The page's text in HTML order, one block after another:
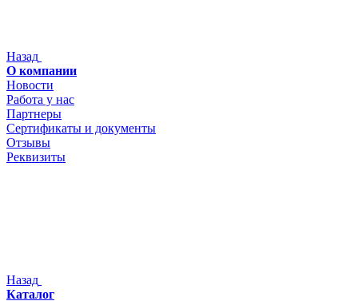
Назад
О компании
Новости
Работа у нас
Партнеры
Сертификаты и документы
Отзывы
Реквизиты
Назад
Каталог